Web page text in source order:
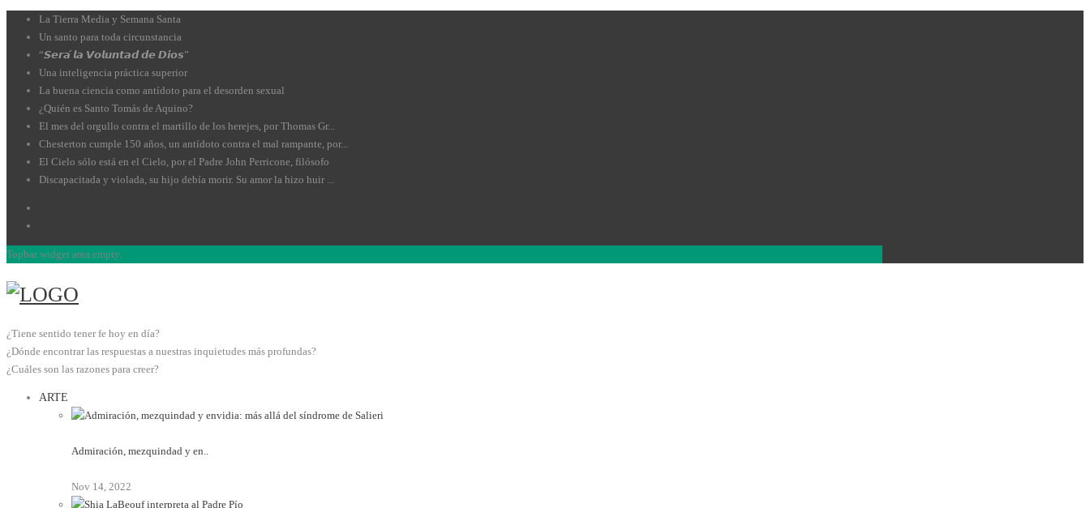
La Tierra Media y Semana Santa
Un santo para toda circunstancia
“𝙎𝙚𝙧𝙖́ 𝙡𝙖 𝙑𝙤𝙡𝙪𝙣𝙩𝙖𝙙 𝙙𝙚 𝘿𝙞𝙤𝙨”
Una inteligencia práctica superior
La buena ciencia como antídoto para el desorden sexual
¿Quién es Santo Tomás de Aquino?
El mes del orgullo contra el martillo de los herejes, por Thomas Gr...
Chesterton cumple 150 años, un antídoto contra el mal rampante, por...
El Cielo sólo está en el Cielo, por el Padre John Perricone, filósofo
Discapacitada y violada, su hijo debía morir. Su amor la hizo huir ...
Topbar widget area empty.
¿Tiene sentido tener fe hoy en día?
¿Dónde encontrar las respuestas a nuestras inquietudes más profundas?
¿Cuáles son las razones para creer?
ARTE
Admiración, mezquindad y en..
Nov 14, 2022